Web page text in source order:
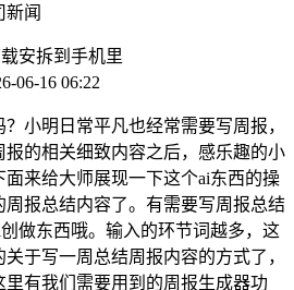
新闻
安拆到手机里
06-16 06:22
明日常平凡也经常需要写周报，
的相关细致内容之后，感乐趣的小
来给大师展现一下这个ai东西的操
报总结内容了。有需要写周报总结
做东西哦。输入的环节词越多，这
于写一周总结周报内容的方式了，
有我们需要用到的周报生成器功